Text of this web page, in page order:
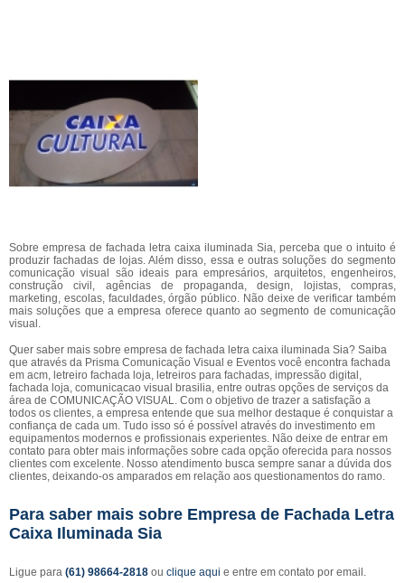
Sobre empresa de fachada letra caixa iluminada Sia, perceba que o intuito é
produzir fachadas de lojas. Além disso, essa e outras soluções do segmento
comunicação visual são ideais para empresários, arquitetos, engenheiros,
construção civil, agências de propaganda, design, lojistas, compras,
marketing, escolas, faculdades, órgão público. Não deixe de verificar também
mais soluções que a empresa oferece quanto ao segmento de comunicação
visual.
Quer saber mais sobre empresa de fachada letra caixa iluminada Sia? Saiba
que através da Prisma Comunicação Visual e Eventos você encontra fachada
em acm, letreiro fachada loja, letreiros para fachadas, impressão digital,
fachada loja, comunicacao visual brasilia, entre outras opções de serviços da
área de COMUNICAÇÃO VISUAL. Com o objetivo de trazer a satisfação a
todos os clientes, a empresa entende que sua melhor destaque é conquistar a
confiança de cada um. Tudo isso só é possível através do investimento em
equipamentos modernos e profissionais experientes. Não deixe de entrar em
contato para obter mais informações sobre cada opção oferecida para nossos
clientes com excelente. Nosso atendimento busca sempre sanar a dúvida dos
clientes, deixando-os amparados em relação aos questionamentos do ramo.
Para saber mais sobre Empresa de Fachada Letra
Caixa Iluminada Sia
Ligue para (61) 98664-2818 ou clique aqui e entre em contato por email.